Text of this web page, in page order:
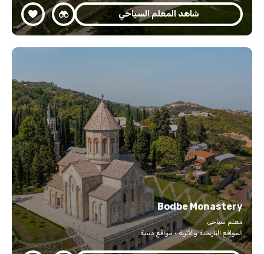
شاهد المعلم السياحي
Bodbe Monastery
معلم سياحي
المواقع التاريخية والأثرية · مواقع دينية